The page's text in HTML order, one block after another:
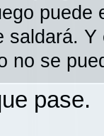
puede
saldará.
no se
pase.